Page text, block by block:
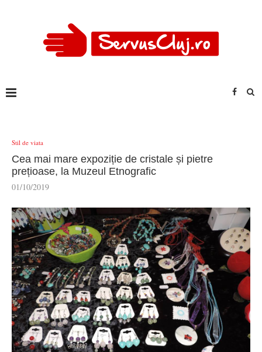
Stil de viata
Cea mai mare expoziție de cristale și pietre
prețioase, la Muzeul Etnografic
01/10/2019